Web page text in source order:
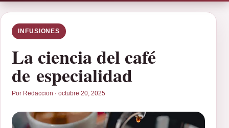
INFUSIONES
La ciencia del café
de especialidad
Por Redaccion · octubre 20, 2025